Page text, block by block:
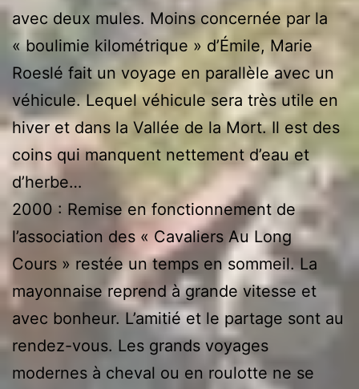
avec deux mules. Moins concernée par la
« boulimie kilométrique » d’Émile, Marie
Roeslé fait un voyage en parallèle avec un
véhicule. Lequel véhicule sera très utile en
hiver et dans la Vallée de la Mort. Il est des
coins qui manquent nettement d’eau et
d’herbe…
2000 : Remise en fonctionnement de
l’association des « Cavaliers Au Long
Cours » restée un temps en sommeil. La
mayonnaise reprend à grande vitesse et
avec bonheur. L’amitié et le partage sont au
rendez-vous. Les grands voyages
modernes à cheval ou en roulotte ne se